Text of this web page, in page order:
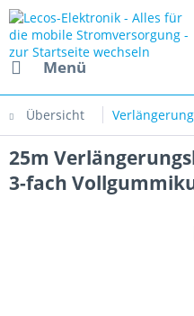
Menü
Übersicht
25m
3-fach